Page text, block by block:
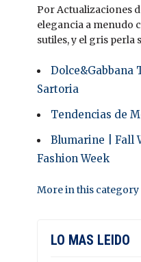
Por Actualizaciones
elegancia a menudo
sutiles, y el gris perla
Dolce&Gabbana
Sartoria
Tendencias de
Blumarine | Fall
Fashion Week
More in this category
LO MAS LEIDO